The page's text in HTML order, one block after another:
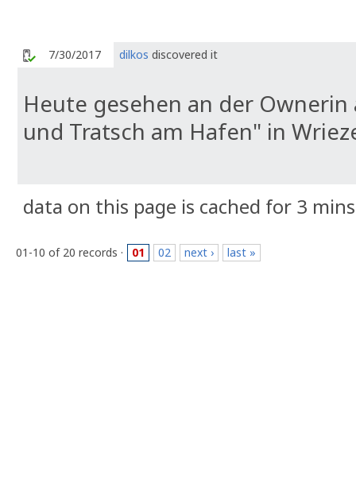
7/30/2017 dilkos discovered it
Heute gesehen an der
und Tratsch am Hafen" in
data on this page is cached for 3 mins
01-10 of 20 records · 01 02 next › last »